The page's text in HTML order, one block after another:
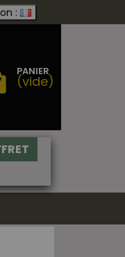
:
PANIER
(vide)